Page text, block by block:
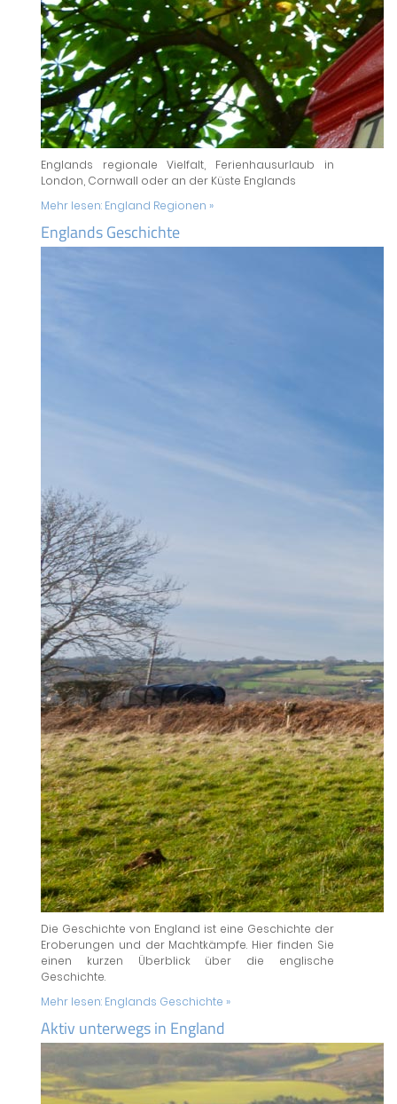
Englands regionale Vielfalt, Ferienhausurlaub in
London, Cornwall oder an der Küste Englands
Mehr lesen: England Regionen »
Englands Geschichte
Die Geschichte von England ist eine Geschichte der
Eroberungen und der Machtkämpfe. Hier finden Sie
einen kurzen Überblick über die englische
Geschichte.
Mehr lesen: Englands Geschichte »
Aktiv unterwegs in England